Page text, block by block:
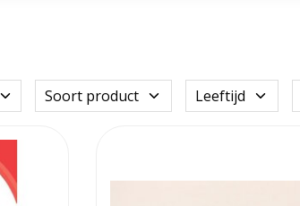
Soort product Leeftijd